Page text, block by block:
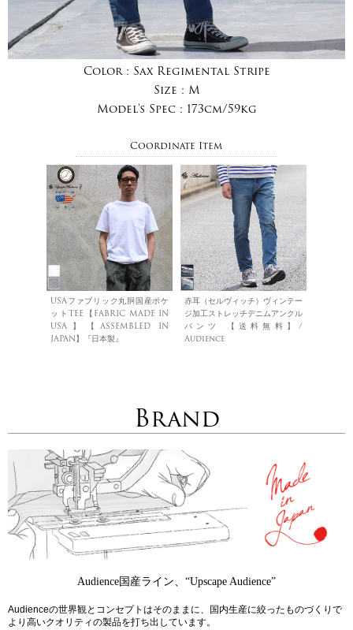
Color : Sax Regimental Stripe
Size : M
Model's Spec : 173cm/59kg
Coordinate Item
USAファブリック丸胴国産ポケ
ットTEE【FABRIC MADE IN
USA】【ASSEMBLED IN
JAPAN】『日本製』
赤耳（セルヴィッチ）ヴィンテー
ジ加工ストレッチデニムアンクル
パンツ 【送料無料】/
Audience
Brand
Audience国産ライン、“Upscape Audience”
Audienceの世界観とコンセプトはそのままに、国内生産に絞ったものづくりで
より高いクオリティの製品を打ち出しています。